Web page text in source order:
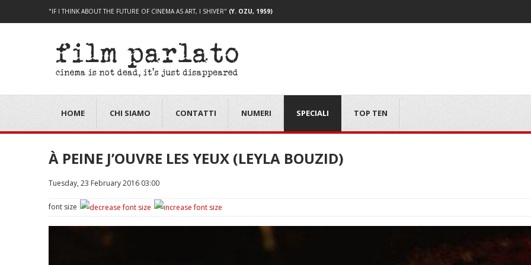
"IF I THINK ABOUT THE FUTURE OF CINEMA AS ART, I SHIVER" (Y. OZU, 1959)
HOME CHI SIAMO CONTATTI NUMERI SPECIALI TOP TEN
À PEINE J’OUVRE LES YEUX (LEYLA BOUZID)
Tuesday, 23 February 2016 03:00
font size